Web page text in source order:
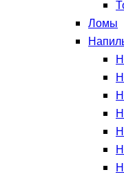
Ломы